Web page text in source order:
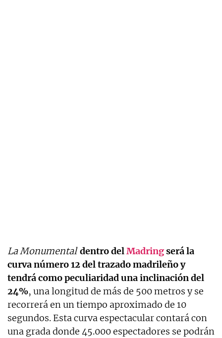
La Monumentaldentro delMadringserá la
curva número 12 del trazado madrileño y
tendrá como peculiaridad una inclinación del
24%, una longitud de más de 500 metros y se
recorrerá en un tiempo aproximado de 10
segundos. Esta curva espectacular contará con
una grada donde 45.000 espectadores se podrán